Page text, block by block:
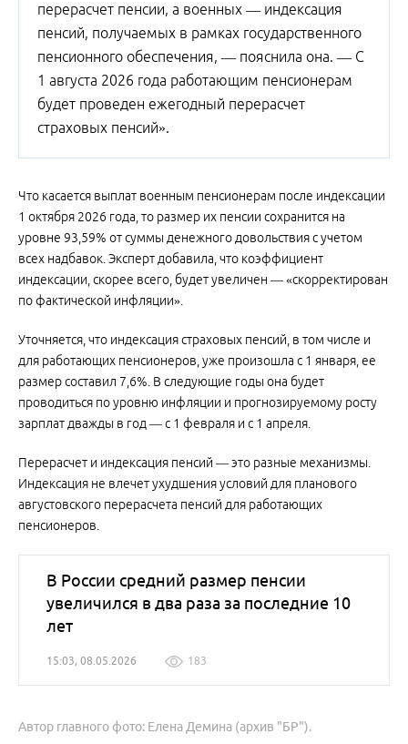
перерасчет пенсии, а военных — индексация
пенсий, получаемых в рамках государственного
пенсионного обеспечения, — пояснила она. — С
1 августа 2026 года работающим пенсионерам
будет проведен ежегодный перерасчет
страховых пенсий».
Что касается выплат военным пенсионерам после индексации
1 октября 2026 года, то размер их пенсии сохранится на
уровне 93,59% от суммы денежного довольствия с учетом
всех надбавок. Эксперт добавила, что коэффициент
индексации, скорее всего, будет увеличен — «скорректирован
по фактической инфляции».
Уточняется, что индексация страховых пенсий, в том числе и
для работающих пенсионеров, уже произошла с 1 января, ее
размер составил 7,6%. В следующие годы она будет
проводиться по уровню инфляции и прогнозируемому росту
зарплат дважды в год — с 1 февраля и с 1 апреля.
Перерасчет и индексация пенсий — это разные механизмы.
Индексация не влечет ухудшения условий для планового
августовского перерасчета пенсий для работающих
пенсионеров.
В России средний размер пенсии
увеличился в два раза за последние 10
лет
15:03, 08.05.2026 183
Автор главного фото: Елена Демина (архив "БР").